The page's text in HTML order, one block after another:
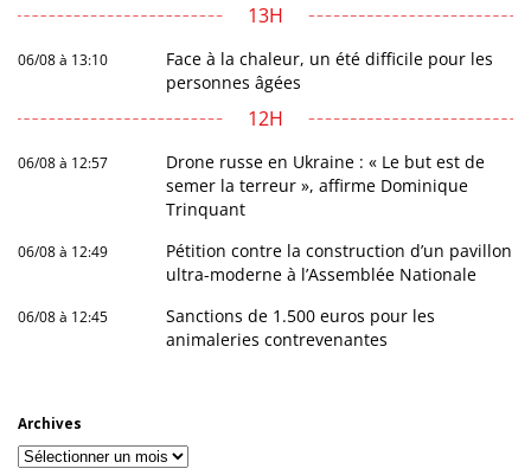
13H
06/08 à 13:10
Face à la chaleur, un été difficile pour les
personnes âgées
12H
06/08 à 12:57
Drone russe en Ukraine : « Le but est de
semer la terreur », affirme Dominique
Trinquant
06/08 à 12:49
Pétition contre la construction d’un pavillon
ultra-moderne à l’Assemblée Nationale
06/08 à 12:45
Sanctions de 1.500 euros pour les
animaleries contrevenantes
Archives
Archives